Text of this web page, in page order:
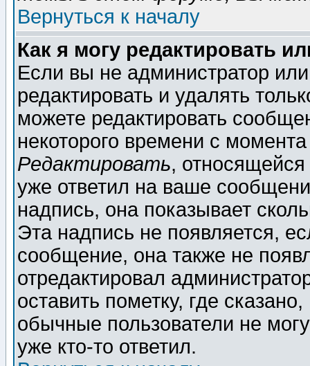
Вернуться к началу
Как я могу редактировать
Если вы не администратор
редактировать и удалять
можете редактировать
некоторого времени с
Редактировать,
уже ответил на ваше
надпись, она показывает
Эта надпись не появляется,
сообщение, она также не
отредактировал
оставить пометку, где
обычные пользователи не
уже кто-то ответил.